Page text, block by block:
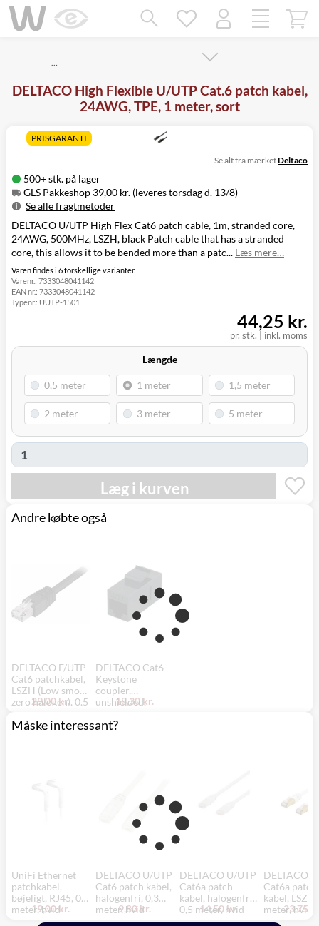
…
DELTACO High Flexible U/UTP Cat.6 patch kabel,
24AWG, TPE, 1 meter, sort
PRISGARANTI
500+ stk. på lager
GLS Pakkeshop 39,00 kr. (leveres torsdag d. 13/8)
Se alle fragtmetoder
Metode
Pris
Leveres
GLS Pakkeshop
39,00 kr.
Torsdag d. 13/8
GLS
Hjemmelevering
GLS Erhverv
Click&Collect i
Svenstrup
Se alt fra mærketDeltaco
DELTACO U/UTP High Flex Cat6 patch cable, 1m, stranded core,
24AWG, 500MHz, LSZH, black Patch cable that has a stranded
core, this allows it to be bended more than a patc... Læs mere…
Varen findes i 6 forskellige varianter.
Varenr.: 7333048041142
EAN nr.: 7333048041142
Typenr.: UUTP-1501
pr. stk. inkl. moms
44,25 kr.
Længde
Læg i kurven
Andre købte også
DELTACO F/UTP
Cat6 patchkabel,
LSZH (Low smoke
zero halogen), 0,5
29,00 kr.
DELTACO Cat6
Keystone
coupler,
unshielded,
180, sort
18,30 kr.
Måske interessant?
UniFi Ethernet
patchkabel,
bøjeligt, RJ45, 0,1
meter, hvid
19,00 kr.
DELTACO U/UTP
Cat6 patch kabel,
halogenfri, 0,3
meter, hvid
9,80 kr.
DELTACO U/UTP
Cat6a patch
kabel, halogenfri,
0,5 meter, hvid
14,50 kr.
DELTACO
Cat6a patch
kabel,
meter, hvid
23,75
Mangler chatten?
Ret samtykke!